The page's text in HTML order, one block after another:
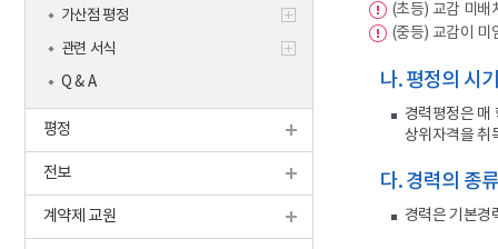
가산점 평정
관련 서식
Q & A
평정
전보
계약제 교원
(초등) 교감 미배
(중등) 교감이 미
나. 평정의 시
경력평정은 매
상위자격을 취
다. 경력의 종
경력은 기본경